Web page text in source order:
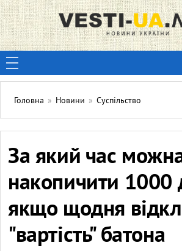
Головна » Новини » Суспільство
За який час
накопичити 1000
якщо щодня
"вартість" батона